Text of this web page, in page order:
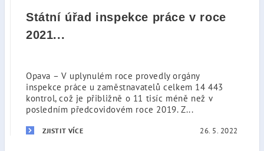
Státní úřad inspekce práce v roce
2021...
Opava – V uplynulém roce provedly orgány
inspekce práce u zaměstnavatelů celkem 14 443
kontrol, což je přibližně o 11 tisíc méně než v
posledním předcovidovém roce 2019. Z...
ZJISTIT VÍCE 26. 5. 2022